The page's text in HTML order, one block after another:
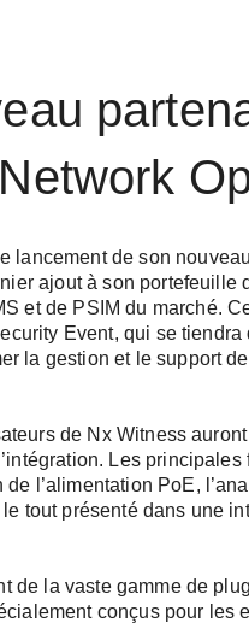
lancement de son
ajout à son portefeuille
et de PSIM du marché.
Event, qui se tiendra
la gestion et le support
de Nx Witness
Les principales
l’alimentation PoE,
tout présenté dans une
de la vaste gamme de
conçus pour les
vous et sélectionnez
: *
actualités
pour la
de sécurité.